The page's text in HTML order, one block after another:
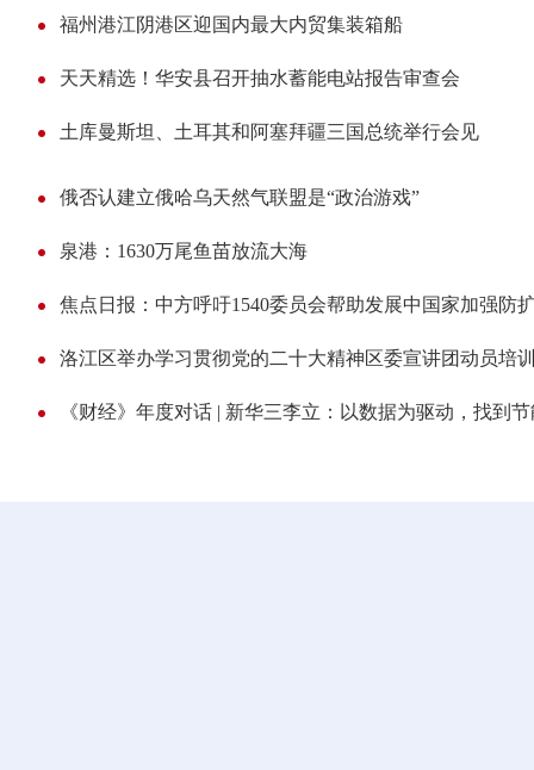
福州港江阴港区迎国内最大内贸集装箱船
天天精选！华安县召开抽水蓄能电站报告审查会
土库曼斯坦、土耳其和阿塞拜疆三国总统举行会见
俄否认建立俄哈乌天然气联盟是“政治游戏”
泉港：1630万尾鱼苗放流大海
焦点日报：中方呼吁1540委员会帮助发展中国家加强防
洛江区举办学习贯彻党的二十大精神区委宣讲团动员培
《财经》年度对话 | 新华三李立：以数据为驱动，找到